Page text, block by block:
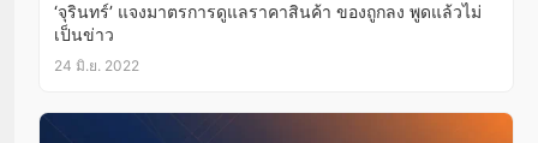
‘จุรินทร์’ แจงมาตรการดูแลราคาสินค้า ของถูกลง พูดแล้วไม่
เป็นข่าว
24 มิ.ย. 2022